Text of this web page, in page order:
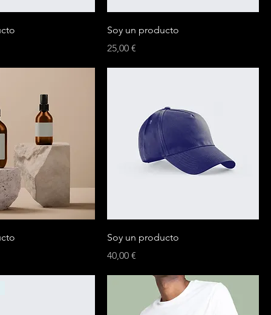
Soy un producto
Precio
25,00 €
Soy un producto
Precio
40,00 €